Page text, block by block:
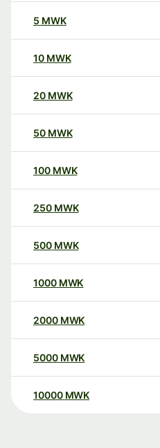
5 MWK
10 MWK
20 MWK
50 MWK
100 MWK
250 MWK
500 MWK
1000 MWK
2000 MWK
5000 MWK
10000 MWK